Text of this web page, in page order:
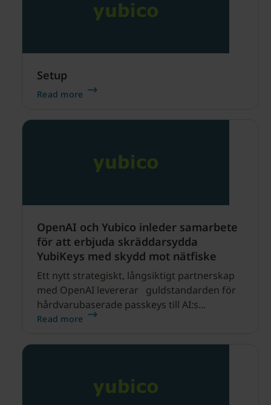
Setup
Read more
OpenAI och Yubico inleder samarbete
för att erbjuda skräddarsydda
YubiKeys med skydd mot nätfiske
Ett nytt strategiskt, långsiktigt partnerskap
med OpenAI levererar guldstandarden för
hårdvarubaserade passkeys till AI:s
ekosystem SANTA CLARA, KALIFORNIEN och
Yubico (NASDAQ STOCKHOLM: YUBICO),
och skaparen av YubiKey, guldstandarden
för säkerhetsnycklar, meddelar idag ett
Read more